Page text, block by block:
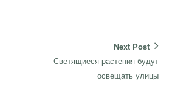
Next Post
Next
Светящиеся растения будут
освещать улицы